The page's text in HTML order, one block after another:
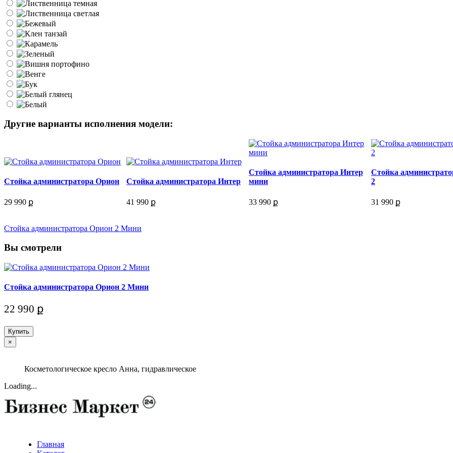
Другие варианты исполнения модели:
Стойка администратора Орион
29 990 ք
Стойка администратора Интер
41 990 ք
Стойка администратора Интер
мини
33 990 ք
Стойка
2
31 990 ք
Стойка администратора Орион 2 Мини
Вы смотрели
Стойка администратора Орион 2 Мини
22 990 ք
Купить
×
Косметологическое кресло Анна, гидравлическое
Loading...
Главная